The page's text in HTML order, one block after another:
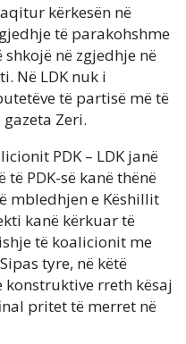
kërkesën në
të parakohshme
në zgjedhje në
Në LDK nuk i
të partisë më të
Zeri.
PDK – LDK janë
PDK-së kanë thënë
mbledhjen e Këshillit
kanë kërkuar të
të koalicionit me
tyre, në këtë
rreth kësaj
pritet të merret në